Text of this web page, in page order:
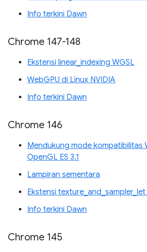
Info terkini Dawn
Chrome 147-148
Ekstensi linear_indexing WGSL
WebGPU di Linux NVIDIA
Info terkini Dawn
Chrome 146
Mendukung mode kompatibilitas
OpenGL ES 3.1
Lampiran sementara
Ekstensi texture_and_sampler_let
Info terkini Dawn
Chrome 145